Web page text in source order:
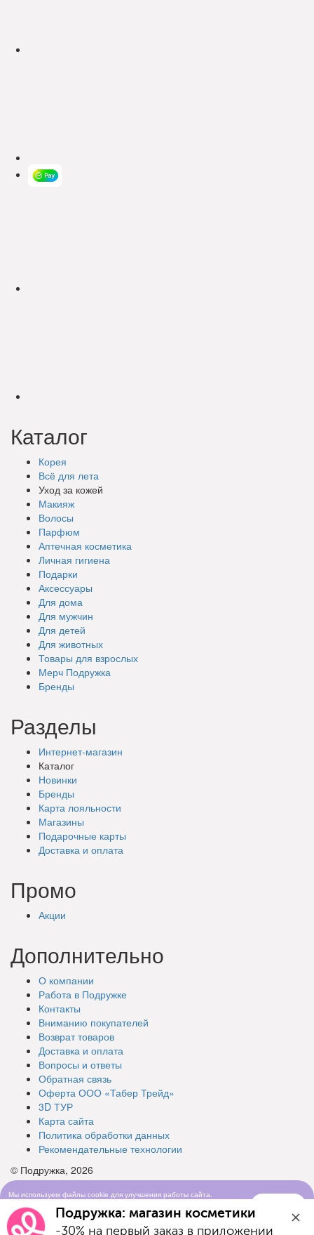
Каталог
Корея
Всё для лета
Уход за кожей
Макияж
Волосы
Парфюм
Аптечная косметика
Личная гигиена
Подарки
Аксессуары
Для дома
Для мужчин
Для детей
Для животных
Товары для взрослых
Мерч Подружка
Бренды
Разделы
Интернет-магазин
Каталог
Новинки
Бренды
Карта лояльности
Магазины
Подарочные карты
Доставка и оплата
Промо
Акции
Дополнительно
О компании
Работа в Подружке
Контакты
Вниманию покупателей
Возврат товаров
Доставка и оплата
Вопросы и ответы
Обратная связь
Оферта ООО «Табер Трейд»
3D ТУР
Карта сайта
Политика обработки данных
Рекомендательные технологии
© Подружка, 2026
Мы используем файлы cookie для улучшения работы сайта.
использования cookie-файловПодружка: магазин косметики
-30% на первый заказ в приложении